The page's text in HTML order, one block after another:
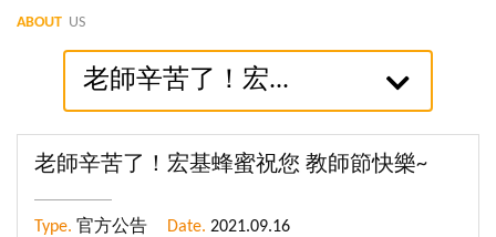
ABOUT US
老師辛苦了！宏...
老師辛苦了！宏基蜂蜜祝您 教師節快樂~
Type. 官方公告 Date. 2021.09.16